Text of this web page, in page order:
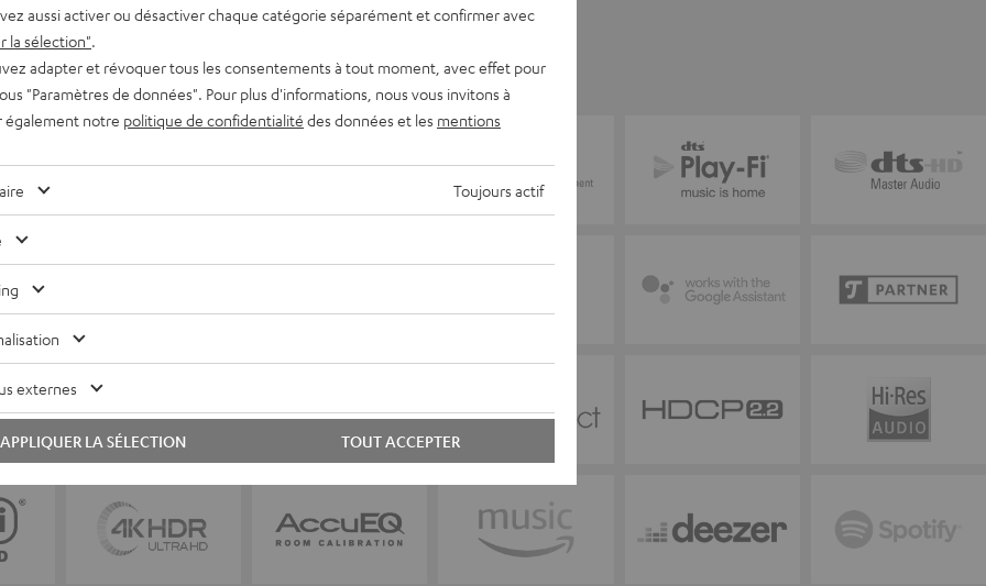
aussi activer ou désactiver chaque catégorie séparément et confirmer avec
la sélection"
adapter et révoquer tous les consentements à tout moment, avec effet pour
"Paramètres de données". Pour plus d'informations, nous vous invitons à
également notre politique de confidentialité des données et les mentions
Toujours actif
externes
TOUT ACCEPTER
APPLIQUER LA SÉLECTION